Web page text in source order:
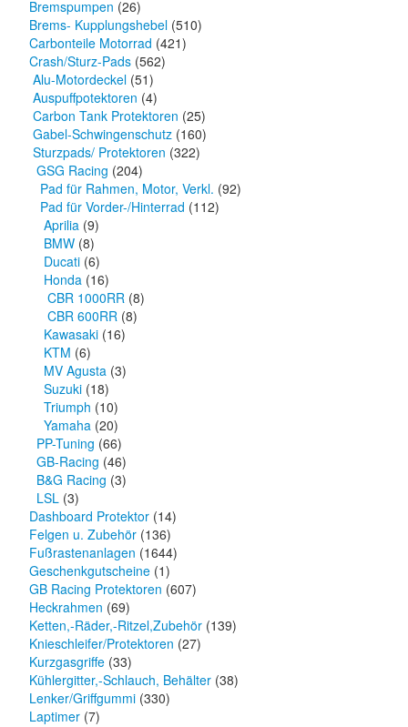
Bremspumpen (26)
Brems- Kupplungshebel (510)
Carbonteile Motorrad (421)
Crash/Sturz-Pads (562)
Alu-Motordeckel (51)
Auspuffpotektoren (4)
Carbon Tank Protektoren (25)
Gabel-Schwingenschutz (160)
Sturzpads/ Protektoren (322)
GSG Racing (204)
Pad für Rahmen, Motor, Verkl. (92)
Pad für Vorder-/Hinterrad (112)
Aprilia (9)
BMW (8)
Ducati (6)
Honda (16)
CBR 1000RR (8)
CBR 600RR (8)
Kawasaki (16)
KTM (6)
MV Agusta (3)
Suzuki (18)
Triumph (10)
Yamaha (20)
PP-Tuning (66)
GB-Racing (46)
B&G Racing (3)
LSL (3)
Dashboard Protektor (14)
Felgen u. Zubehör (136)
Fußrastenanlagen (1644)
Geschenkgutscheine (1)
GB Racing Protektoren (607)
Heckrahmen (69)
Ketten,-Räder,-Ritzel,Zubehör (139)
Knieschleifer/Protektoren (27)
Kurzgasgriffe (33)
Kühlergitter,-Schlauch, Behälter (38)
Lenker/Griffgummi (330)
Laptimer (7)